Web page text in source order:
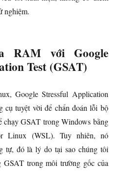
nghiệm.
RAM với Google
Test (GSAT)
Google Stressful Application
cụ tuyệt vời để chẩn đoán lỗi bộ
chạy GSAT trong Windows bằng
Linux (WSL). Tuy nhiên, nó
tự, đó là lý do tại sao chúng tôi
GSAT trong môi trường gốc của